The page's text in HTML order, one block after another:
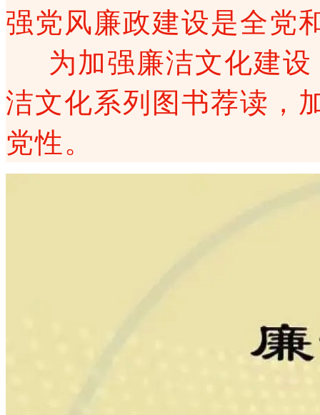
强党风廉政建设是全党
为加强廉洁文化建设
洁文化系列图书荐读，
党性。